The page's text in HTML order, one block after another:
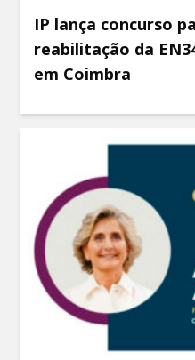
IP lança concurso
reabilitação da
em Coimbra